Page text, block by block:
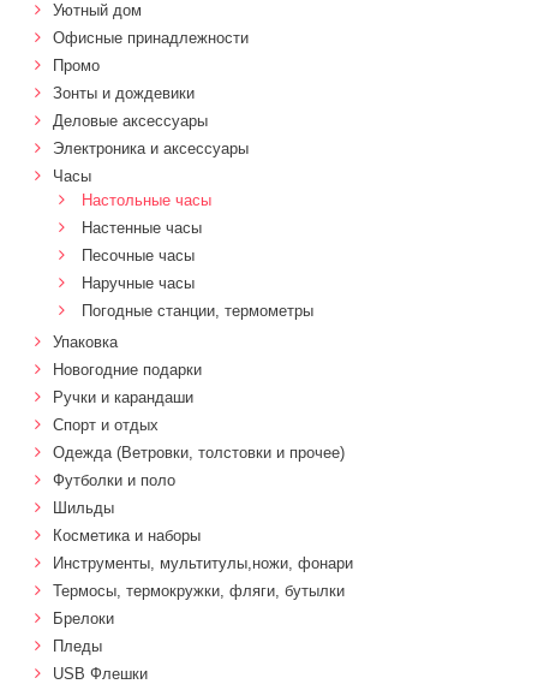
Уютный дом
Офисные принадлежности
Промо
Зонты и дождевики
Деловые аксессуары
Электроника и аксессуары
Часы
Настольные часы
Настенные часы
Песочные часы
Наручные часы
Погодные станции, термометры
Упаковка
Новогодние подарки
Ручки и карандаши
Спорт и отдых
Одежда (Ветровки, толстовки и прочее)
Футболки и поло
Шильды
Косметика и наборы
Инструменты, мультитулы,ножи, фонари
Термосы, термокружки, фляги, бутылки
Брелоки
Пледы
USB Флешки